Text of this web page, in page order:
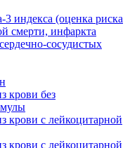
индекса (оценка риска
смерти, инфаркта
сосудистых
крови без
крови с лейкоцитарной
крови с лейкоцитарной